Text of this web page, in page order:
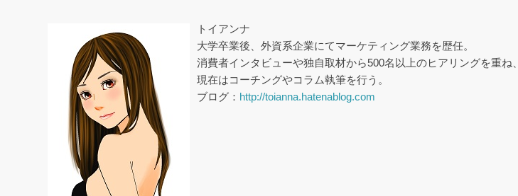
トイアンナ
大学卒業後、外資系企業にてマーケティング業務を歴任。
消費者インタビューや独自取材から500名以上のヒアリングを重ね、
現在はコーチングやコラム執筆を行う。
ブログ： http://toianna.hatenablog.com